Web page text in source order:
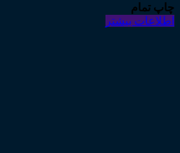
چاپ تمام
اطلاعات بیشتر